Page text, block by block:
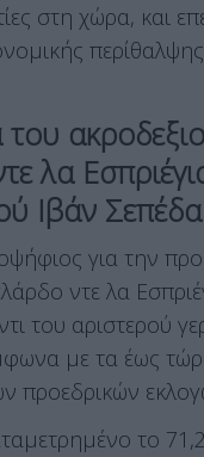
στη χώρα, και
λα
Ιβάν Σεπέδα
για την
ντε λα
του αριστερού
με τα έως
προεδρικών
το